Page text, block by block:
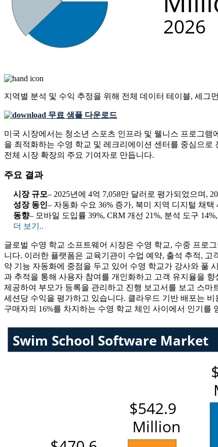
지역별 분석 및 수익 추정을 위해 전체 데이터 테이블, 세그
무료 샘플 다운로드
미국 시장에서는 청소년 스포츠 인프라 및 웰니스 프로그
을 최적화하는 수영 학교 및 레크리에이션 센터를 중심으로
전체 시장 확장의 주요 기여자로 만듭니다.
주요 결과
시장 규모– 2025년에 4억 7,058만 달러로 평가되었으며,
성장 동인– 자동화 수요 36% 증가, 북미 지역 디지털 채택
동향– 모바일 도입률 39%, CRM 개선 21%, 분석 도구
더 보기..
글로벌 수영 학교 소프트웨어 시장은 수영 학교, 수중 프로
니다. 이러한 플랫폼은 교육기관이 수업 예약, 출석 추적,
약 기능 자동화에 중점을 두고 있어 수영 학교가 강사와 풀
과 추적을 통해 사용자 참여를 개인화하고 고객 유지율을
제공하여 부모가 등록을 관리하고 진행 보고서를 보고 스
세션당 수익을 평가하고 있습니다. 클라우드 기반 배포는
구매자의 16%를 차지하는 수영 학교 체인 사이에서 인기